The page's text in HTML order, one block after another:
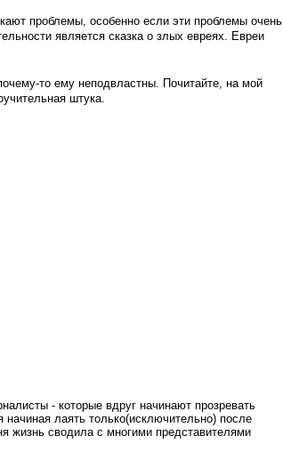
проблемы, особенно если эти проблемы очень
является сказка о злых евреях. Евреи
то ему неподвластны. Почитайте, на мой
штука.
- которые вдруг начинают прозревать
лаять только(исключительно) после
сводила с многими представителями